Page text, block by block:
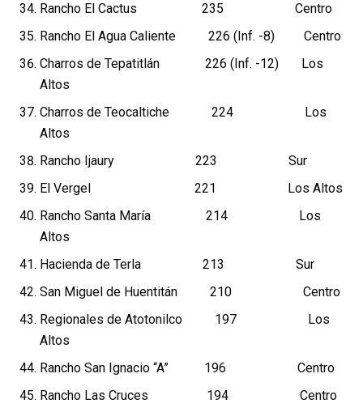
Rancho El Cactus 235 Centro
Rancho El Agua Caliente 226 (Inf. -8) Centro
Charros de Tepatitlán 226 (Inf. -12) Los
Altos
Charros de Teocaltiche 224 Los
Altos
Rancho Ijaury 223 Sur
El Vergel 221 Los Altos
Rancho Santa María 214 Los
Altos
Hacienda de Terla 213 Sur
San Miguel de Huentitán 210 Centro
Regionales de Atotonilco 197 Los
Altos
Rancho San Ignacio “A” 196 Centro
Rancho Las Cruces 194 Centro